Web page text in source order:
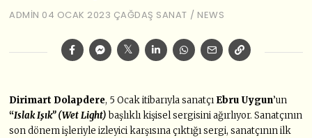
ADMIN 04 OCAK 2023 ÇAĞDAŞ SANAT / NEWS
Dirimart Dolapdere, 5 Ocak itibarıyla sanatçı Ebru Uygun’un
“Islak Işık” (Wet Light)başlıklı kişisel sergisini ağırlıyor. Sanatçının
son dönem işleriyle izleyici karşısına çıktığı sergi, sanatçının ilk